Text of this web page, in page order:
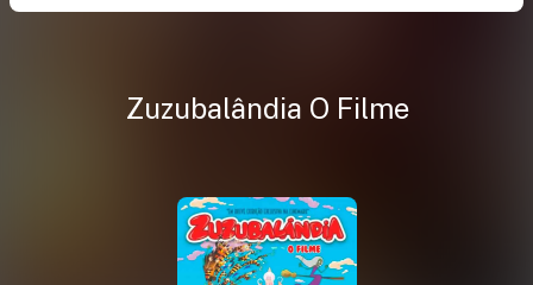
Zuzubalândia O Filme